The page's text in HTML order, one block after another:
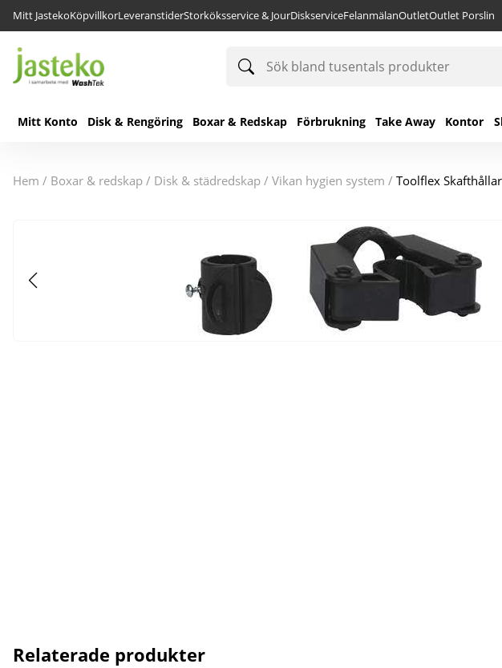
Mitt JastekoKöpvillkorLeveranstiderStorköksservice & JourDiskserviceFelanmälanOutletOutlet Porslin
Sök
bland
produkter
Mitt Konto Disk & Rengöring Boxar & Redskap Förbrukning Take Away Kontor
hem / boxar & redskap / disk & städredskap / vikan hygien system / Toolflex
Relaterade produkter